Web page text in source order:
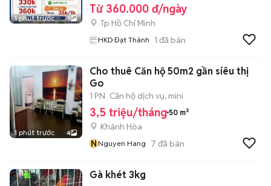
1 phút trước 1
Từ 360.000 đ/ngày
Tp Hồ Chí Minh
HKD Đạt Thành 1 đã bán
1 phút trước 4
Cho thuê Căn hộ 50m2 gần siêu thị
Go
1 PN Căn hộ dịch vụ, mini
3,5 triệu/tháng 50 m²
Khánh Hòa
NNguyen Hang 7 đã bán
Gà khét 3kg